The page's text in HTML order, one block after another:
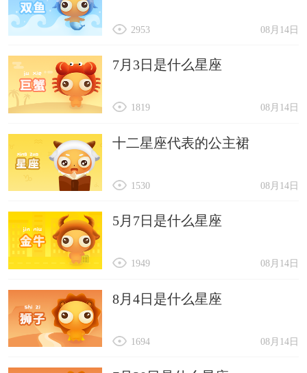
08月14日
2953
7月3日是什么星座
08月14日
1819
十二星座代表的公主裙
08月14日
1530
5月7日是什么星座
08月14日
1949
8月4日是什么星座
08月14日
1694